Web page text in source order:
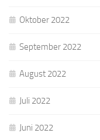
Oktober 2022
September 2022
August 2022
Juli 2022
Juni 2022